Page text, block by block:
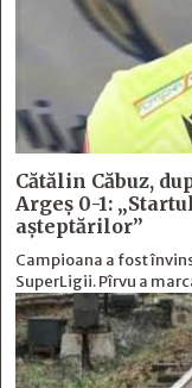
Cătălin Căbuz,
Argeș 0-1:
așteptărilor”
Campioana a fost
SuperLigii. Pîrvu a